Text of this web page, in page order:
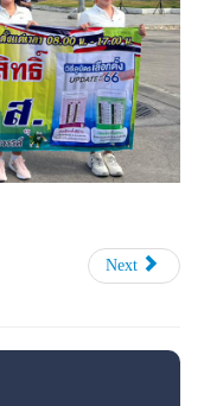
Next